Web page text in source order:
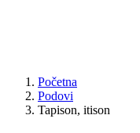
Početna
Podovi
Tapison, itison